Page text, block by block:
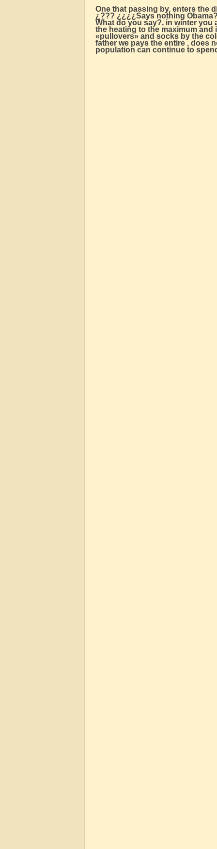
One that passing by, enters the
¿??? ¿¿¿¿Says nothing
What do you say?, in winter you
the heating to the maximum
«pullovers» and socks by the
father we pays the entire , does
population can continue to